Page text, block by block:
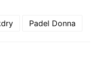
Padel Donna